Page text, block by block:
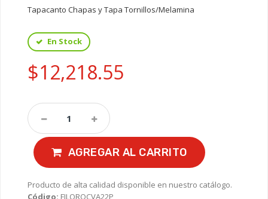
Tapacanto Chapas y Tapa Tornillos/Melamina
En Stock
$12,218.55
AGREGAR AL CARRITO
Producto de alta calidad disponible en nuestro catálogo.
Código: FILOROCVA22P